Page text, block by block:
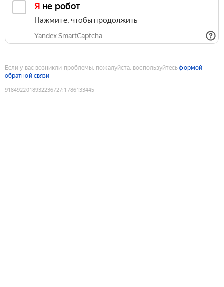
Я не робот
Нажмите, чтобы продолжить
Yandex SmartCaptcha
Если у вас возникли проблемы, пожалуйста, воспользуйтесьформой
обратной связи
9184922018932236727:1786133445